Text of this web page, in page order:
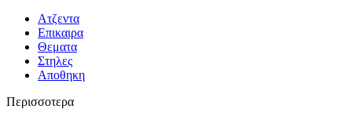
Ατζεντα
Επικαιρα
Θεματα
Στηλες
Αποθηκη
Περισσοτερα